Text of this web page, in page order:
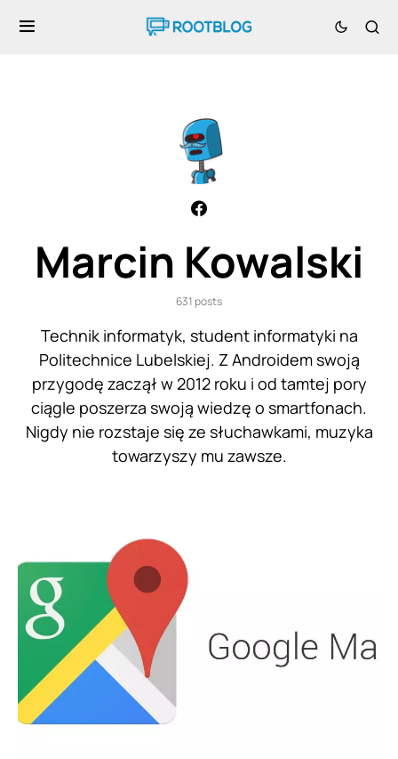
Marcin Kowalski
631 posts
Technik informatyk, student informatyki na
Politechnice Lubelskiej. Z Androidem swoją
przygodę zaczął w 2012 roku i od tamtej pory
ciągle poszerza swoją wiedzę o smartfonach.
Nigdy nie rozstaje się ze słuchawkami, muzyka
towarzyszy mu zawsze.